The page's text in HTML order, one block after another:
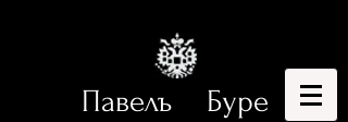
Павелъ Буре